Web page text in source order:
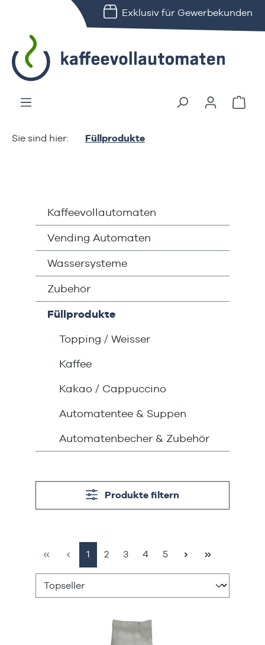
Exklusiv für Gewerbekunden
Füllprodukte
Kaffeevollautomaten
Vending Automaten
Wassersysteme
Zubehör
Füllprodukte
Topping / Weisser
Kaffee
Kakao / Cappuccino
Automatentee & Suppen
Automatenbecher & Zubehör
Produkte filtern
Seite
1 Seite
2 Seite
3 Seite
4 Seite
5